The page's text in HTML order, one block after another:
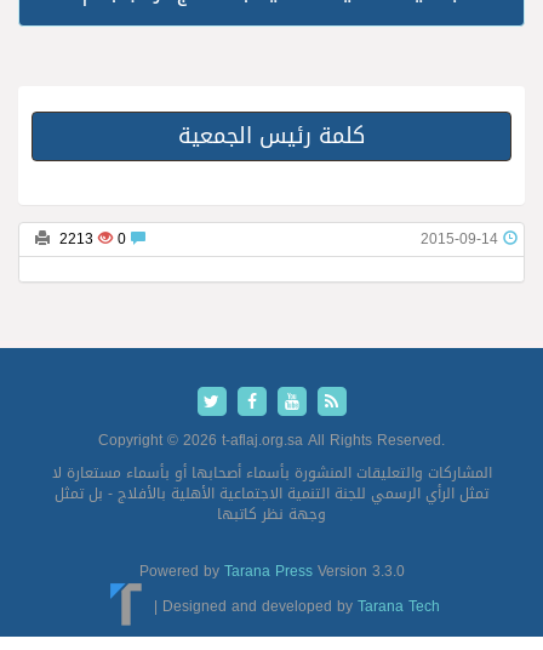
كلمة رئيس الجمعية
2015-09-14
2213
Copyright © 2026 t-aflaj.org.sa All Rights Reserved.
المشاركات والتعليقات المنشورة بأسماء أصحابها أو بأسماء مستعارة لا
تمثل الرأي الرسمي للجنة التنمية الاجتماعية الأهلية بالأفلاج - بل تمثل
وجهة نظر كاتبها
Powered byTarana PressVersion 3.3.0
Designed and developed byTarana Tech
|